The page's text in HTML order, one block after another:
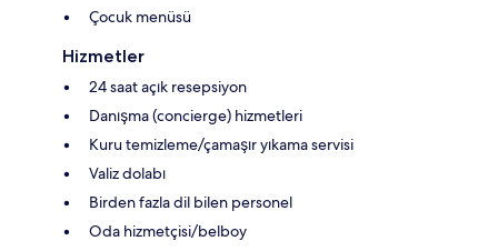
Çocuk menüsü
Hizmetler
24 saat açık resepsiyon
Danışma (concierge) hizmetleri
Kuru temizleme/çamaşır yıkama servisi
Valiz dolabı
Birden fazla dil bilen personel
Oda hizmetçisi/belboy